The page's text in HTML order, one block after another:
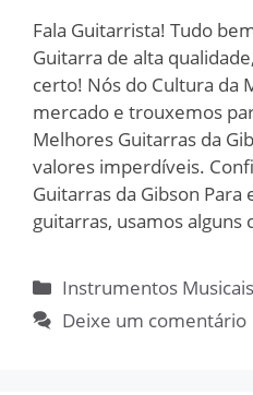
Fala Guitarrista! Tudo
Guitarra de alta
certo! Nós do Cultura da
mercado e trouxemos
Melhores Guitarras da
valores imperdíveis.
Guitarras da Gibson
guitarras, usamos alguns
Categorias
Instrumentos Musicais
Deixe um comentário